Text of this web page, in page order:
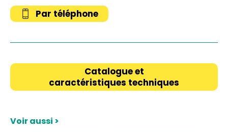
Catalogue et
caractéristiques techniques
Par téléphone
Voir aussi >